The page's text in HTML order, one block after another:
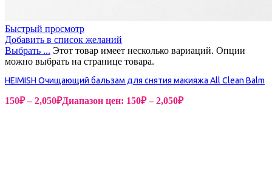
Быстрый просмотр
Добавить в список желаний
Выбрать ... Этот товар имеет несколько вариаций. Опции
можно выбрать на странице товара.
HEIMISH Очищающий бальзам для снятия макияжа All Clean Balm
150₽ – 2,050₽Диапазон цен: 150₽ – 2,050₽